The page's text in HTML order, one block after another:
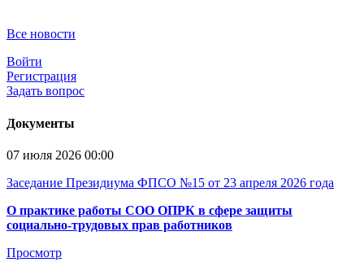
Все новости
Войти
Регистрация
Задать вопрос
Документы
07 июля 2026 00:00
Заседание Президиума ФПСО №15 от 23 апреля 2026 года
О практике работы СОО ОПРК в сфере защиты
социально-трудовых прав работников
Просмотр